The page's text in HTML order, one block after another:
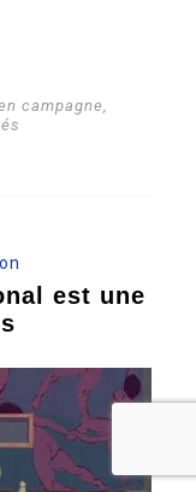
campagne,
est une